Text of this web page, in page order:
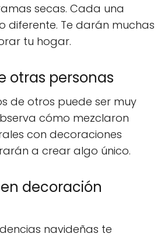
secas. Cada una
diferente. Te darán muchas
tu hogar.
otras personas
de otros puede ser muy
cómo mezclaron
con decoraciones
a crear algo único.
decoración
navideñas te